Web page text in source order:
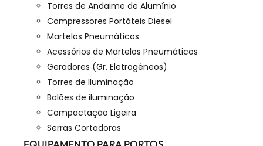
Torres de Andaime de Alumínio
Compressores Portáteis Diesel
Martelos Pneumáticos
Acessórios de Martelos Pneumáticos
Geradores (Gr. Eletrogéneos)
Torres de Iluminação
Balões de iluminação
Compactação Ligeira
Serras Cortadoras